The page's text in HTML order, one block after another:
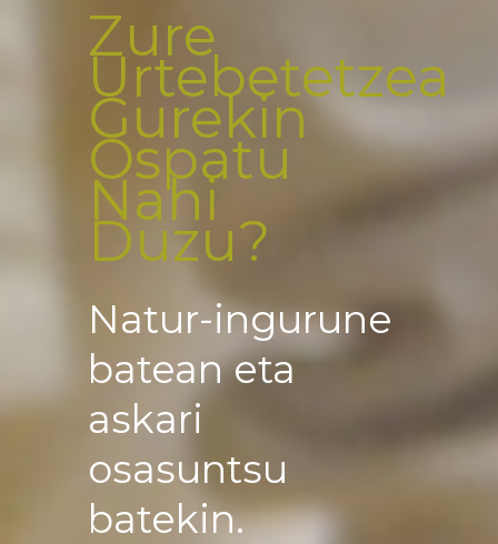
Zure
Urtebetetzea
Gurekin
Ospatu
Nahi
Duzu?
Natur-ingurune
batean eta
askari
osasuntsu
batekin.